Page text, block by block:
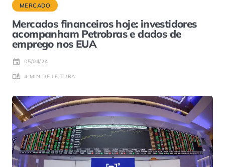
MERCADO
Mercados financeiros hoje: investidores
acompanham Petrobras e dados de
emprego nos EUA
05/04/24
4 MIN DE LEITURA